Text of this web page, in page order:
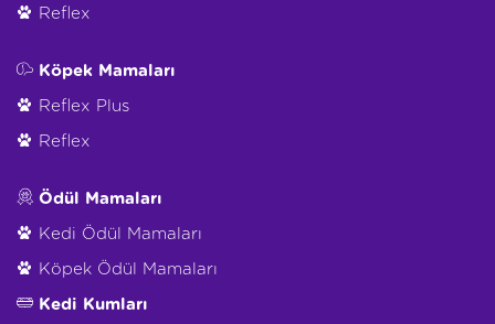
Reflex
Köpek Mamaları
Reflex Plus
Reflex
Ödül Mamaları
Kedi Ödül Mamaları
Köpek Ödül Mamaları
Kedi Kumları